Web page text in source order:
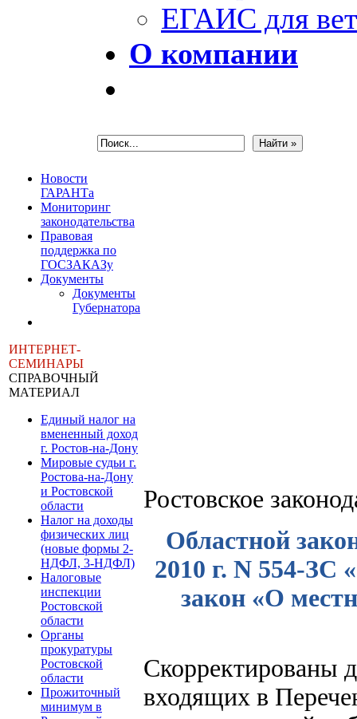
ЕГАИС для
О компании
Новости
ГАРАНТа
Мониторинг
законодательства
Правовая
поддержка по
ГОСЗАКАЗу
Документы
Документы
Губернатора
ИНТЕРНЕТ-
СЕМИНАРЫ
СПРАВОЧНЫЙ
МАТЕРИАЛ
Единый налог на
вмененный доход
г. Ростов-на-Дону
Мировые судьи г.
Ростова-на-Дону
и Ростовской
области
Налог на доходы
физических лиц
(новые формы 2-
НДФЛ, 3-НДФЛ)
Налоговые
инспекции
Ростовской
области
Органы
прокуратуры
Ростовской
области
Прожиточный
минимум в
Ростовское
Областной
2010 г. N 554-ЗС
закон «О
Скорректированы
входящих в